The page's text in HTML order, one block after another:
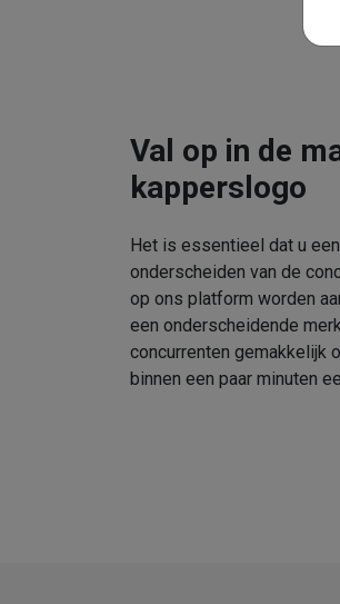
Val op in de
kapperslogo
Het is essentieel dat u
onderscheiden van de
op ons platform worden
een onderscheidende
concurrenten gemakkelijk
binnen een paar minuten